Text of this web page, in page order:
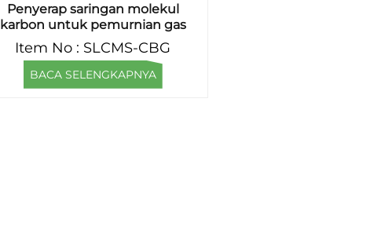
Penyerap saringan molekul
karbon untuk pemurnian gas
metana
Item No : SLCMS-CBG
BACA SELENGKAPNYA